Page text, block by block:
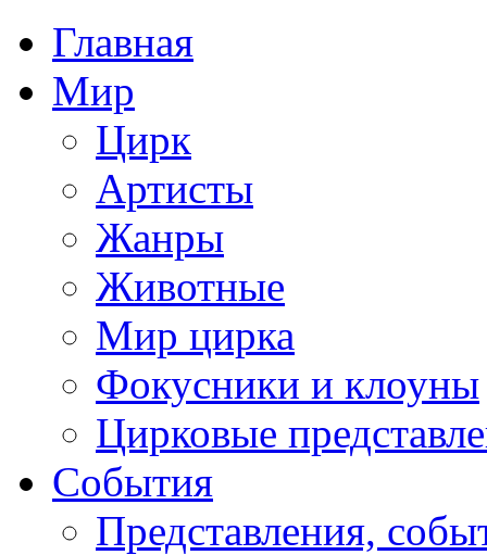
Главная
Мир
Цирк
Артисты
Жанры
Животные
Мир цирка
Фокусники и клоуны
Цирковые
События
Представления,